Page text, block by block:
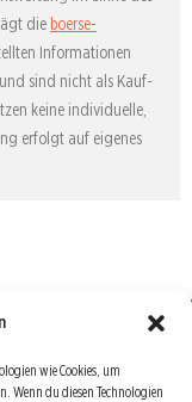
wie Cookies, um
Wenn du diesen Technologien
die boerse-
Informationen
sind nicht als Kauf-
keine individuelle,
erfolgt auf eigenes